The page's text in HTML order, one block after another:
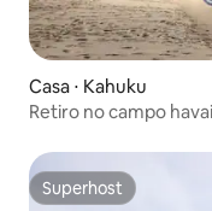
Casa ⋅ Kahuku
Retiro no campo
Superhost
Superhost